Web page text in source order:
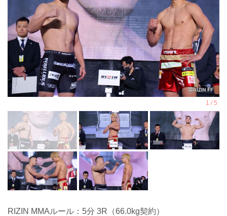
RIZIN MMAルール：5分 3R（66.0kg契約）